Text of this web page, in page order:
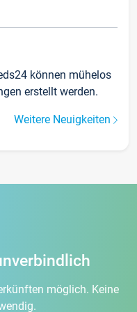
können mühelos
erstellt werden.
Weitere Neuigkeiten
möglich. Keine